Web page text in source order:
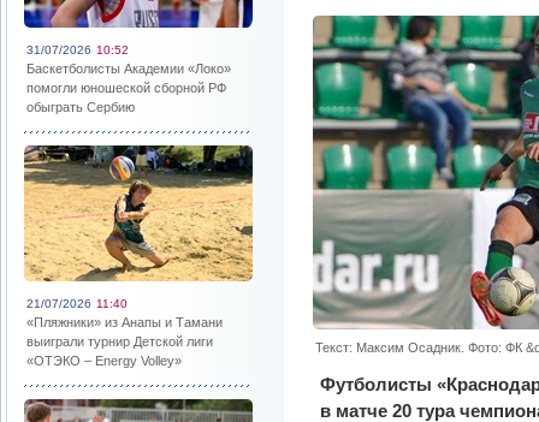
31/07/2026 10:52
Баскетболисты Академии «Локо»
помогли юношеской сборной РФ
обыграть Сербию
21/07/2026 11:40
«Пляжники» из Анапы и Тамани
выиграли турнир Детской лиги
«ОТЭКО – Energy Volley»
Текст: Максим Осадник. Фото: ФК
Футболисты
в матче 20 тура